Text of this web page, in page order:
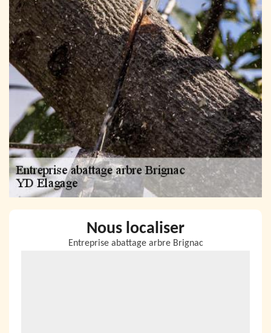
Nous localiser
Entreprise abattage arbre Brignac